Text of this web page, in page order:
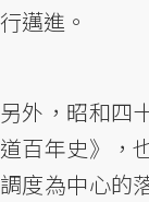
行邁進。
另外，昭和四
道百年史》，
調度為中心的